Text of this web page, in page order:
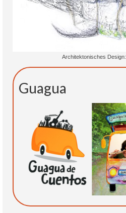
Architektonisches Design:
Guagua